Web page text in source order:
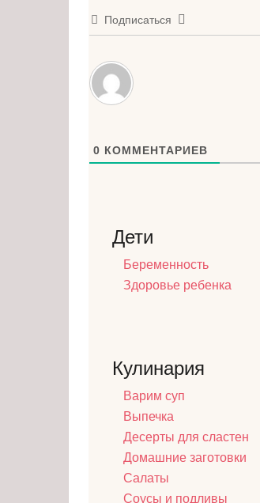
Подписаться
0 КОММЕНТАРИЕВ
Дети
Беременность
Здоровье ребенка
Кулинария
Варим суп
Выпечка
Десерты для сластен
Домашние заготовки
Салаты
Соусы и подливы